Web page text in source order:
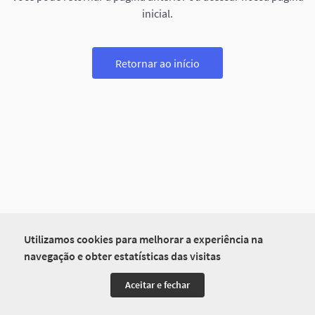
Utilizamos cookies para melhorar a experiência na
navegação e obter estatísticas das visitas
Aceitar e fechar
inicial.
Retornar ao início